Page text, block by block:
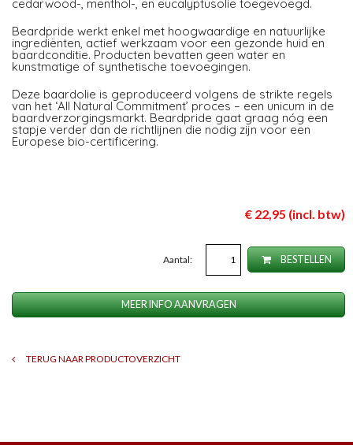
cedarwood-, menthol-, en eucalyptusolie toegevoegd.
Beardpride werkt enkel met hoogwaardige en natuurlijke
ingrediënten, actief werkzaam voor een gezonde huid en
baardconditie. Producten bevatten geen water en
kunstmatige of synthetische toevoegingen.
Deze baardolie is geproduceerd volgens de strikte regels
van het ‘All Natural Commitment’ proces – een unicum in de
baardverzorgingsmarkt. Beardpride gaat graag nóg een
stapje verder dan de richtlijnen die nodig zijn voor een
Europese bio-certificering.
€ 22,95 (incl. btw)
Aantal: BESTELLEN
MEER INFO AANVRAGEN
TERUG NAAR PRODUCTOVERZICHT